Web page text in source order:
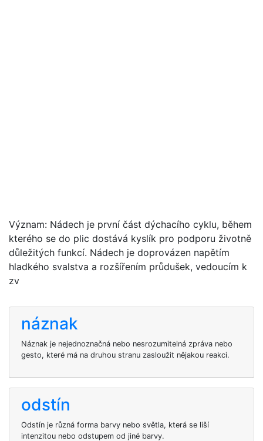
Význam: Nádech je první část dýchacího cyklu, během
kterého se do plic dostává kyslík pro podporu životně
důležitých funkcí. Nádech je doprovázen napětím
hladkého svalstva a rozšířením průdušek, vedoucím k
zv
náznak
Náznak je nejednoznačná nebo nesrozumitelná zpráva nebo
gesto, které má na druhou stranu zasloužit nějakou reakci.
odstín
Odstín je různá forma barvy nebo světla, která se liší
intenzitou nebo odstupem od jiné barvy.